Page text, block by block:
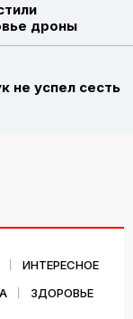
дроны
не успел сесть
ИНТЕРЕСНОЕ
ЗДОРОВЬЕ